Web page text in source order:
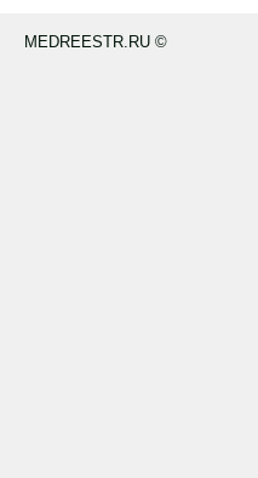
MEDREESTR.RU ©